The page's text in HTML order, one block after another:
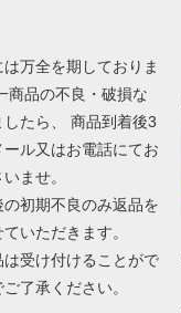
万全を期しておりま
商品の不良・破損な
したら、 商品到着後3
ール又はお電話にてお
ませ。
の初期不良のみ返品を
いただきます。
受け付けることがで
了承ください。